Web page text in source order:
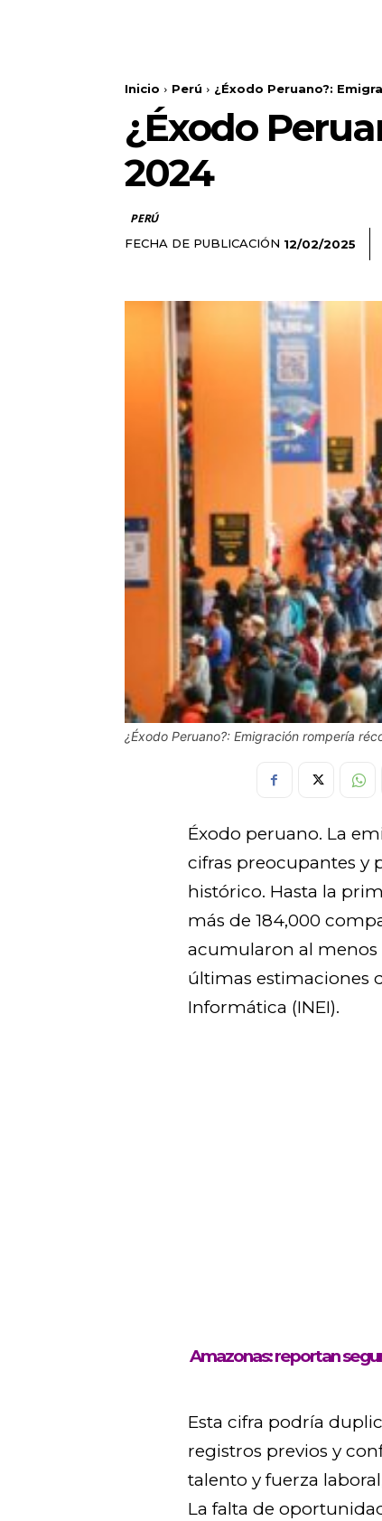
Inicio Perú ¿Éxodo Peruano?:
¿Éxodo
2024
PERÚ
FECHA DE PUBLICACIÓN 12/02/2025
¿Éxodo Peruano?: Emigración rompería
Éxodo peruano. La
cifras preocupantes y
histórico. Hasta la
más de 184,000
acumularon al menos
últimas estimaciones
Informática (INEI).
Amazonas: reportan
Esta cifra podría
registros previos y
talento y fuerza
La falta de